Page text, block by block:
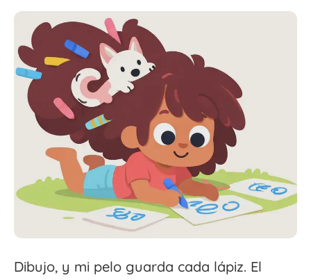
Dibujo, y mi pelo guarda cada lápiz. El